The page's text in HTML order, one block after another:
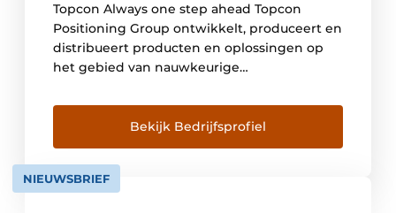
Topcon Always one step ahead Topcon
Positioning Group ontwikkelt, produceert en
distribueert producten en oplossingen op
het gebied van nauwkeurige
De bevolking neemt toe, er zullen dus
steeds meer steden, wegen en bruggen
nodig zijn. De mensen moeten zich kunnen
verplaatsen en er moet genoeg voedsel zijn.
Er is dus veel werk […]
Bekijk Bedrijfsprofiel
NIEUWSBRIEF